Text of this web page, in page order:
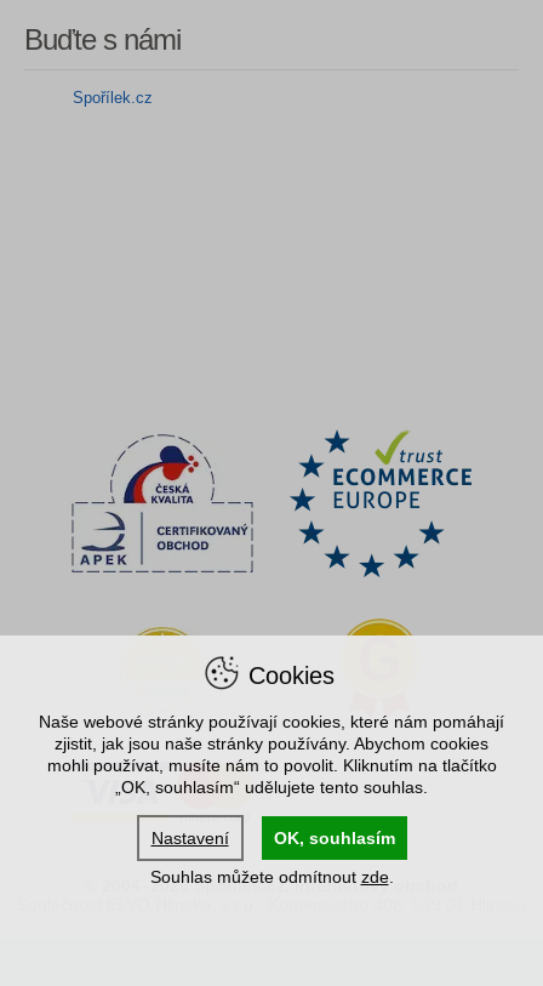
Buďte s námi
Spořílek.cz
© 2004–2026 Spořílek.cz, internetový obchod
Cookies
Naše webové stránky používají cookies, které nám pomáhají
zjistit, jak jsou naše stránky používány. Abychom cookies
mohli používat, musíte nám to povolit. Kliknutím na tlačítko
„OK, souhlasím“ udělujete tento souhlas.
Nastavení
OK, souhlasím
Souhlas můžete odmítnout zde.